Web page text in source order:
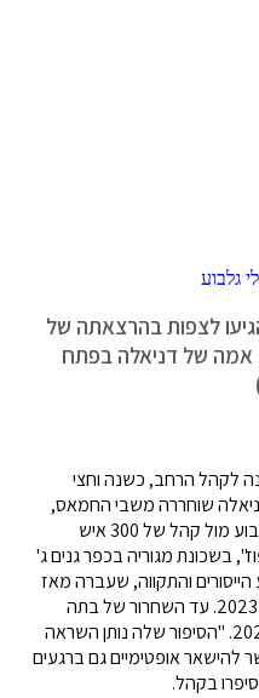
הגיעו לצפות בהרצאתה של
אמה של דניאלה בפתח
לקהל הרחב, כשנה וחצי
שוחררה משבי החמאס,
עמדה אורלי גלבוע מול קהל של 300 איש
בשכונת מגוריה בכפר גנים ג'
והתקווה, שעברה מאז
ה-7 באוקטובר 2023. עד השחרור של בתה
ב-25 בינואר 2025. "הסיפור שלה נותן השראה
להישאר אופטימיים גם ברגעים
בקהל.